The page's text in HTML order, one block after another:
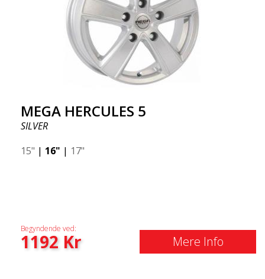
MEGA HERCULES 5
SILVER
15" | 16" | 17"
Begyndende ved:
1192Kr Mere Info